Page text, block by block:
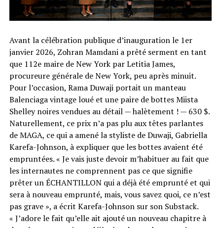
Avant la célébration publique d’inauguration le 1er
janvier 2026, Zohran Mamdani a prêté serment en tant
que 112e maire de New York par Letitia James,
procureure générale de New York, peu après minuit.
Pour l’occasion, Rama Duwaji portait un manteau
Balenciaga vintage loué et une paire de bottes Miista
Shelley noires vendues au détail — halètement ! — 630 $.
Naturellement, ce prix n’a pas plu aux têtes parlantes
de MAGA, ce qui a amené la styliste de Duwaji, Gabriella
Karefa-Johnson, à expliquer que les bottes avaient été
empruntées. « Je vais juste devoir m’habituer au fait que
les internautes ne comprennent pas ce que signifie
prêter un ÉCHANTILLON qui a déjà été emprunté et qui
sera à nouveau emprunté, mais, vous savez quoi, ce n’est
pas grave », a écrit Karefa-Johnson sur son Substack.
« J’adore le fait qu’elle ait ajouté un nouveau chapitre à